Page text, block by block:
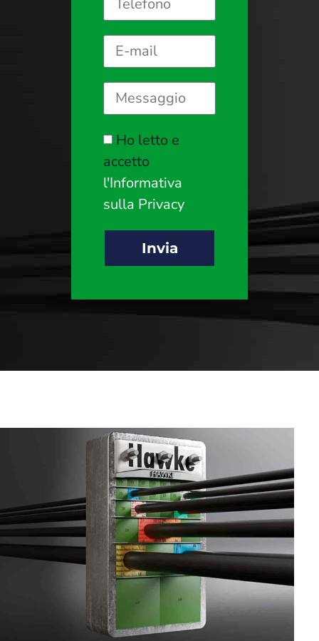
Ho letto e
accetto
l'Informativa
sulla Privacy
Invia